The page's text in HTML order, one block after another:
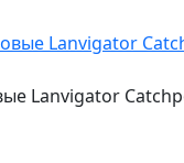
Lanvigator